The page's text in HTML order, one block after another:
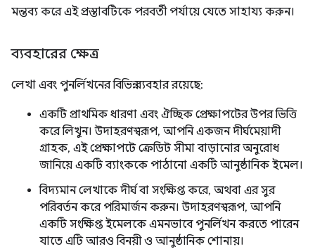
মন্তব্য করে এই প্রস্তাবটিকে পরবর্তী পর্যায়ে যেতে সাহায্য করুন।
ব্যবহারের ক্ষেত্র
লেখা এবং পুনর্লিখনের বিভিন্ন ব্যবহার রয়েছে:
একটি প্রাথমিক ধারণা এবং ঐচ্ছিক প্রেক্ষাপটের উপর ভিত্তি
করে লিখুন। উদাহরণস্বরূপ, আপনি একজন দীর্ঘমেয়াদী
গ্রাহক, এই প্রেক্ষাপটে ক্রেডিট সীমা বাড়ানোর অনুরোধ
জানিয়ে একটি ব্যাংককে পাঠানো একটি আনুষ্ঠানিক ইমেল।
বিদ্যমান লেখাকে দীর্ঘ বা সংক্ষিপ্ত করে, অথবা এর সুর
পরিবর্তন করে পরিমার্জন করুন। উদাহরণস্বরূপ, আপনি
একটি সংক্ষিপ্ত ইমেলকে এমনভাবে পুনর্লিখন করতে পারেন
যাতে এটি আরও বিনয়ী ও আনুষ্ঠানিক শোনায়।